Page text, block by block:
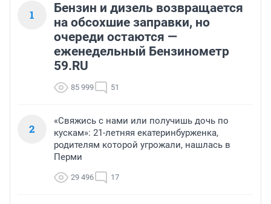
1
Бензин и дизель возвращается
на обсохшие заправки, но
очереди остаются —
еженедельный Бензинометр
59.RU
85 999 51
2
«Свяжись с нами или получишь дочь по
кускам»: 21-летняя екатеринбурженка,
родителям которой угрожали, нашлась в
Перми
29 496 17